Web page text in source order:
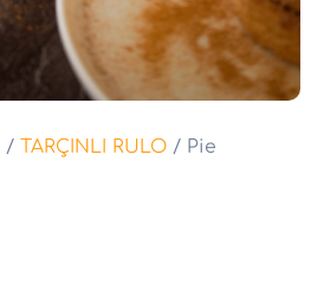
/ TARÇINLI RULO / Pie